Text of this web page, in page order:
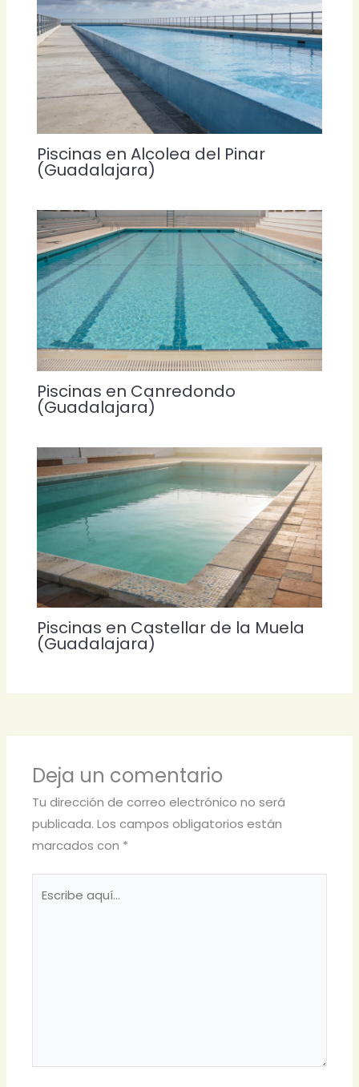
Piscinas en Alcolea del Pinar
(Guadalajara)
Piscinas en Canredondo
(Guadalajara)
Piscinas en Castellar de la Muela
(Guadalajara)
Deja un comentario
Tu dirección de correo electrónico no será
publicada. Los campos obligatorios están
marcados con *